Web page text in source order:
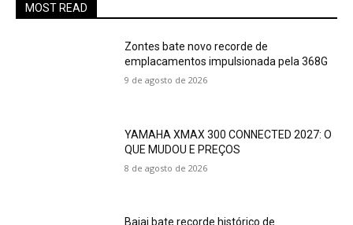
MOST READ
Zontes bate novo recorde de
emplacamentos impulsionada pela 368G
9 de agosto de 2026
YAMAHA XMAX 300 CONNECTED 2027: O
QUE MUDOU E PREÇOS
8 de agosto de 2026
Bajaj bate recorde histórico de